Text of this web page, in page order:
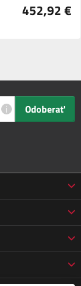
452,92 €
i Odoberať